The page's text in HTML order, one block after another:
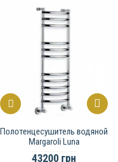
Полотенцесушитель водяной
Margaroli Luna
43200 грн